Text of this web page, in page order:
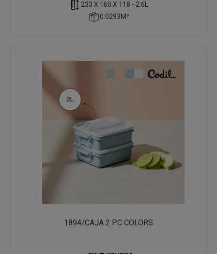
233 X 160 X 118 - 2.6L
0.0293M³
1894/CAJA 2 PC COLORS